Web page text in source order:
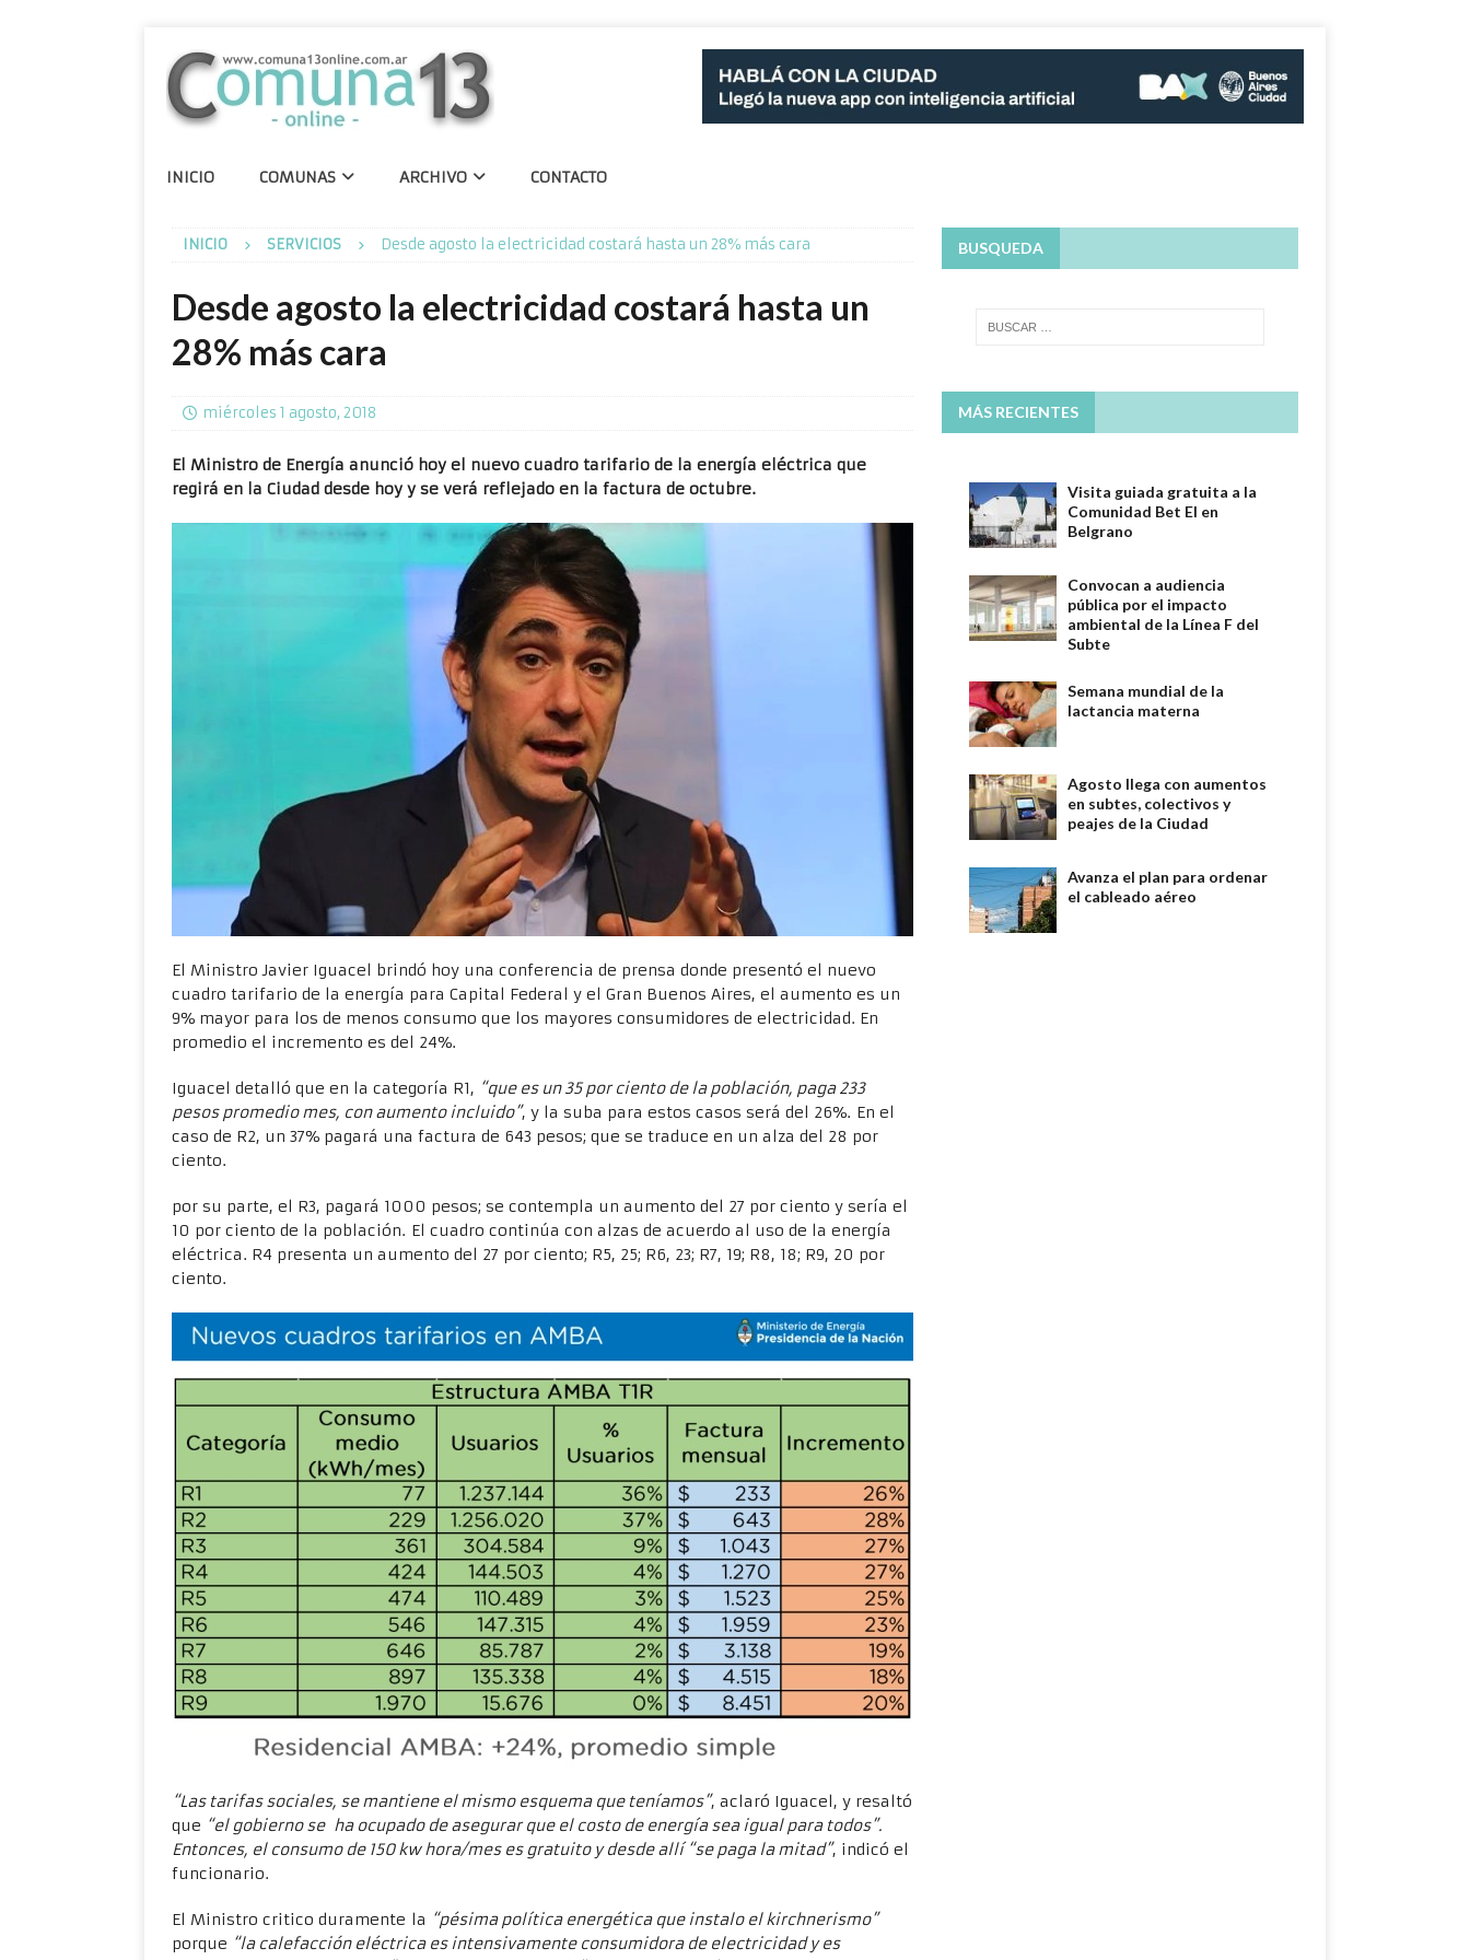
INICIO COMUNAS ARCHIVO CONTACTO
INICIO SERVICIOS Desde agosto la electricidad costará hasta un 28% más cara
Desde agosto la electricidad costará hasta un
28% más cara
miércoles 1 agosto, 2018
El Ministro de Energía anunció hoy el nuevo cuadro tarifario de la energía eléctrica que
regirá en la Ciudad desde hoy y se verá reflejado en la factura de octubre.
El Ministro Javier Iguacel brindó hoy una conferencia de prensa donde presentó el nuevo
cuadro tarifario de la energía para Capital Federal y el Gran Buenos Aires, el aumento es un
9% mayor para los de menos consumo que los mayores consumidores de electricidad. En
promedio el incremento es del 24%.
Iguacel detalló que en la categoría R1, “que es un 35 por ciento de la población, paga 233
pesos promedio mes, con aumento incluido”, y la suba para estos casos será del 26%. En el
caso de R2, un 37% pagará una factura de 643 pesos; que se traduce en un alza del 28 por
ciento.
por su parte, el R3, pagará 1000 pesos; se contempla un aumento del 27 por ciento y sería el
10 por ciento de la población. El cuadro continúa con alzas de acuerdo al uso de la energía
eléctrica. R4 presenta un aumento del 27 por ciento; R5, 25; R6, 23; R7, 19; R8, 18; R9, 20 por
ciento.
“Las tarifas sociales, se mantiene el mismo esquema que teníamos”, aclaró Iguacel, y resaltó
que “el gobierno se ha ocupado de asegurar que el costo de energía sea igual para todos”.
Entonces, el consumo de 150 kw hora/mes es gratuito y desde allí “se paga la mitad”, indicó el
funcionario.
El Ministro critico duramente la “pésima política energética que instalo el kirchnerismo”
porque “la calefacción eléctrica es intensivamente consumidora de electricidad y es
BUSQUEDA
MÁS RECIENTES
Visita guiada gratuita a la
Comunidad Bet El en
Belgrano
Convocan a audiencia
pública por el impacto
ambiental de la Línea F del
Subte
Semana mundial de la
lactancia materna
Agosto llega con aumentos
en subtes, colectivos y
peajes de la Ciudad
Avanza el plan para ordenar
el cableado aéreo